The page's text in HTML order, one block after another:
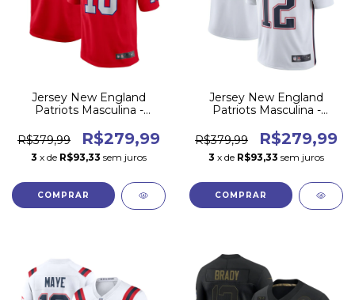
Jersey New England
Patriots Masculina -
R$379,99
R$279,99
3 x de R$93,33 sem juros
COMPRAR
Jersey New England
Patriots Masculina -
R$379,99
R$279,99
3 x de R$93,33 sem juros
COMPRAR